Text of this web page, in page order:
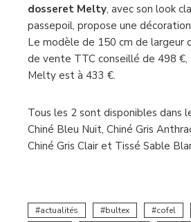
dosseret Melty, avec son look
passepoil, propose une
Le modèle de 150 cm de largeur
de vente TTC conseillé de 498 €,
Melty est à 433 €.
Tous les 2 sont disponibles dans
Chiné Bleu Nuit, Chiné Gris
Chiné Gris Clair et Tissé Sable
actualités bultex cofel